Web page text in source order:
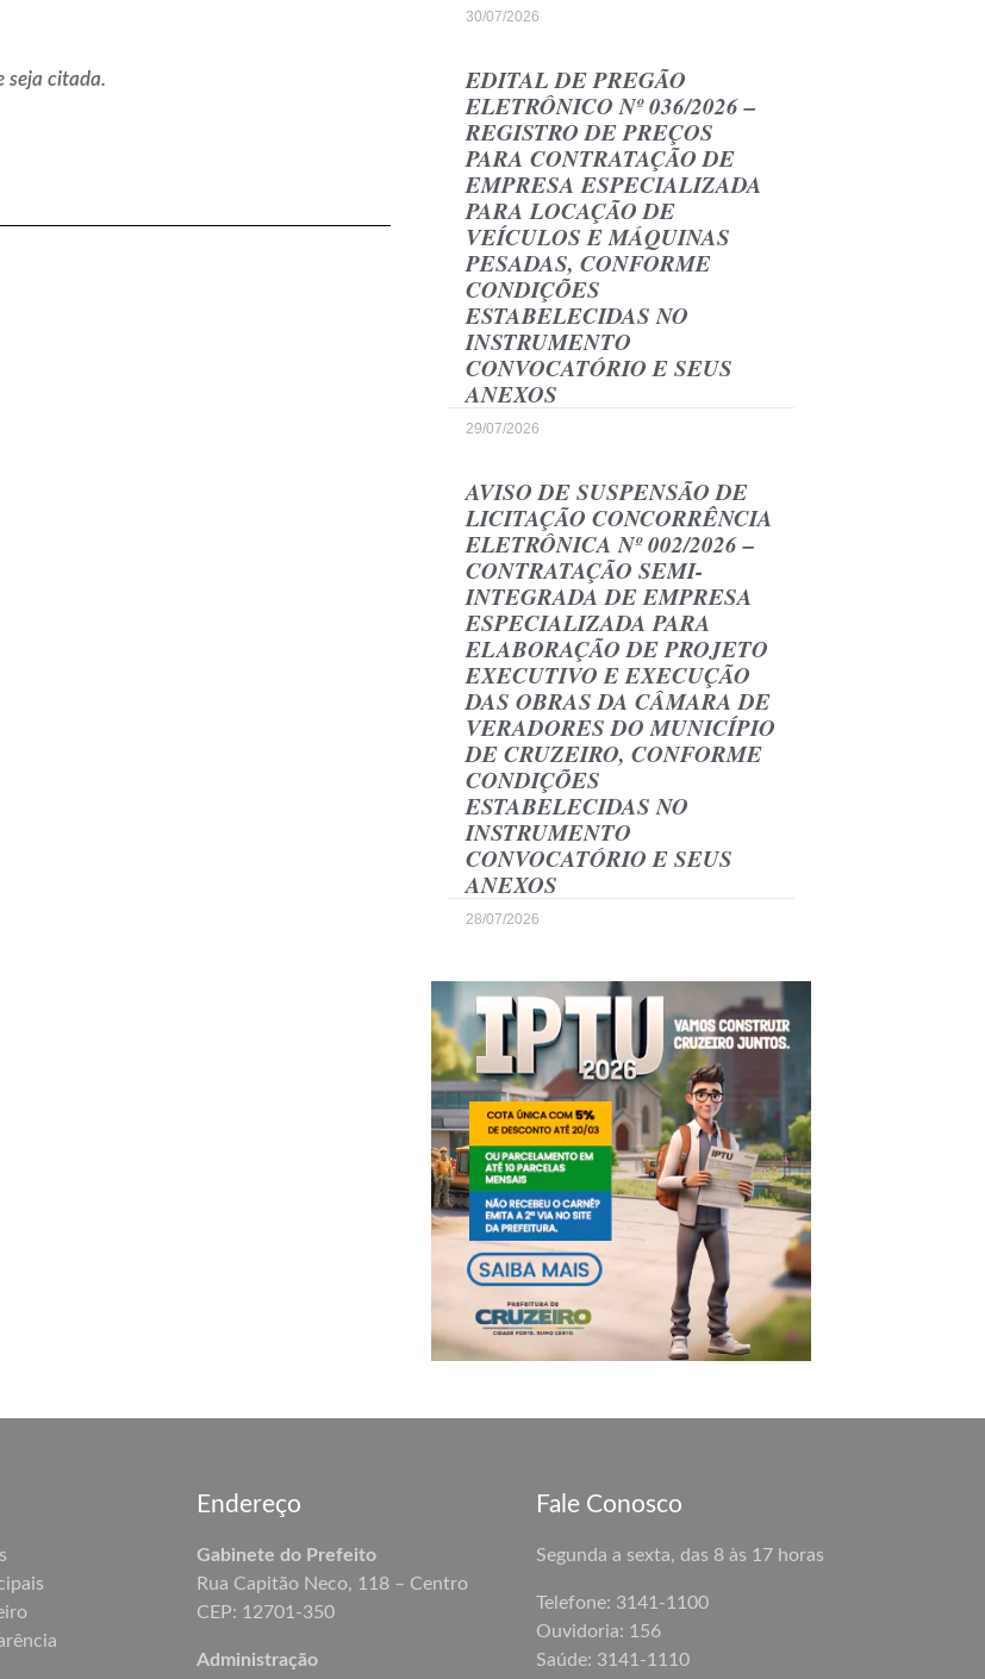
seja citada.
30/07/2026
EDITAL DE PREGÃO
ELETRÔNICO Nº 036/2026 –
REGISTRO DE PREÇOS
PARA CONTRATAÇÃO DE
EMPRESA ESPECIALIZADA
PARA LOCAÇÃO DE
VEÍCULOS E MÁQUINAS
PESADAS, CONFORME
CONDIÇÕES
ESTABELECIDAS NO
INSTRUMENTO
CONVOCATÓRIO E SEUS
ANEXOS
29/07/2026
AVISO DE SUSPENSÃO DE
LICITAÇÃO CONCORRÊNCIA
ELETRÔNICA Nº 002/2026 –
CONTRATAÇÃO SEMI-
INTEGRADA DE EMPRESA
ESPECIALIZADA PARA
ELABORAÇÃO DE PROJETO
EXECUTIVO E EXECUÇÃO
DAS OBRAS DA CÂMARA DE
VERADORES DO MUNICÍPIO
DE CRUZEIRO, CONFORME
CONDIÇÕES
ESTABELECIDAS NO
INSTRUMENTO
CONVOCATÓRIO E SEUS
ANEXOS
28/07/2026
Endereço
Gabinete do Prefeito
Rua Capitão Neco, 118 – Centro
CEP: 12701-350
Administração
Fale Conosco
Segunda a sexta, das 8 às 17 horas
Telefone: 3141-1100
Ouvidoria: 156
Saúde: 3141-1110